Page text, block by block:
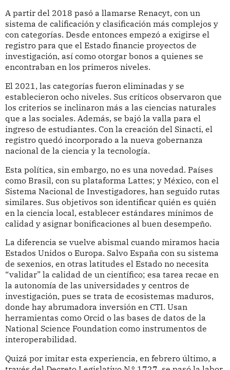
A partir del 2018 pasó a llamarse Renacyt, con un
sistema de calificación y clasificación más complejos y
con categorías. Desde entonces empezó a exigirse el
registro para que el Estado financie proyectos de
investigación, así como otorgar bonos a quienes se
encontraban en los primeros niveles.
El 2021, las categorías fueron eliminadas y se
establecieron ocho niveles. Sus críticos observaron que
los criterios se inclinaron más a las ciencias naturales
que a las sociales. Además, se bajó la valla para el
ingreso de estudiantes. Con la creación del Sinacti, el
registro quedó incorporado a la nueva gobernanza
nacional de la ciencia y la tecnología.
Esta política, sin embargo, no es una novedad. Países
como Brasil, con su plataforma Lattes; y México, con el
Sistema Nacional de Investigadores, han seguido rutas
similares. Sus objetivos son identificar quién es quién
en la ciencia local, establecer estándares mínimos de
calidad y asignar bonificaciones al buen desempeño.
La diferencia se vuelve abismal cuando miramos hacia
Estados Unidos o Europa. Salvo España con su sistema
de sexenios, en otras latitudes el Estado no necesita
“validar” la calidad de un científico; esa tarea recae en
la autonomía de las universidades y centros de
investigación, pues se trata de ecosistemas maduros,
donde hay abrumadora inversión en CTI. Usan
herramientas como Orcid o las bases de datos de la
National Science Foundation como instrumentos de
interoperabilidad.
Quizá por imitar esta experiencia, en febrero último, a